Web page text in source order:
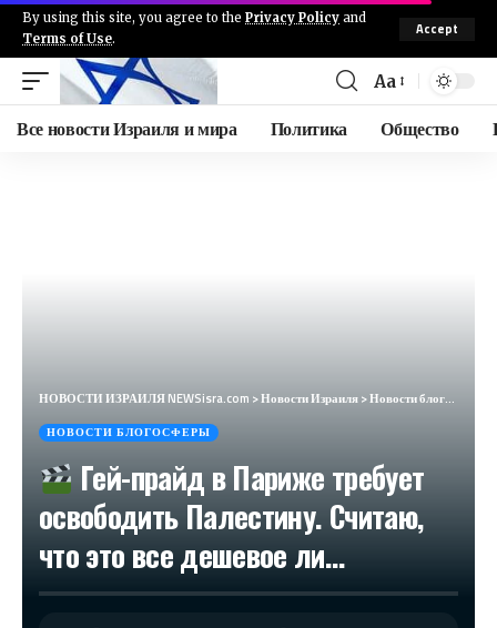
By using this site, you agree to the Privacy Policy and
Terms of Use.
Accept
Aa
Все новости Израиля и мира Политика Общество
НОВОСТИ ИЗРАИЛЯ NEWSisra.com >Новости Израиля>Новости блогосферы
НОВОСТИ БЛОГОСФЕРЫ
Гей-прайд в Париже требует
освободить Палестину. Считаю,
что это все дешевое ли…